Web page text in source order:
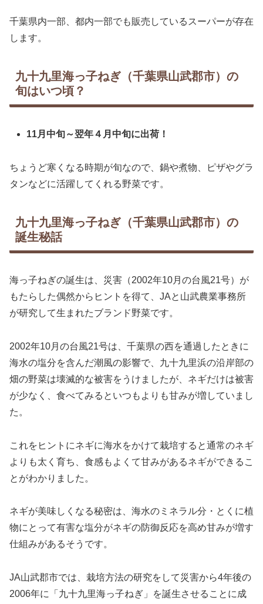
千葉県内一部、都内一部でも販売しているスーパーが存在
します。
九十九里海っ子ねぎ（千葉県山武郡市）の
旬はいつ頃？
11月中旬～翌年４月中旬に出荷！
ちょうど寒くなる時期が旬なので、鍋や煮物、ピザやグラ
タンなどに活躍してくれる野菜です。
九十九里海っ子ねぎ（千葉県山武郡市）の
誕生秘話
海っ子ねぎの誕生は、災害（2002年10月の台風21号）が
もたらした偶然からヒントを得て、JAと山武農業事務所
が研究して生まれたブランド野菜です。
2002年10月の台風21号は、千葉県の西を通過したときに
海水の塩分を含んだ潮風の影響で、九十九里浜の沿岸部の
畑の野菜は壊滅的な被害をうけましたが、ネギだけは被害
が少なく、食べてみるといつもよりも甘みが増していまし
た。
これをヒントにネギに海水をかけて栽培すると通常のネギ
よりも太く育ち、食感もよくて甘みがあるネギができるこ
とがわかりました。
ネギが美味しくなる秘密は、海水のミネラル分・とくに植
物にとって有害な塩分がネギの防御反応を高め甘みが増す
仕組みがあるそうです。
JA山武郡市では、栽培方法の研究をして災害から4年後の
2006年に「九十九里海っ子ねぎ」を誕生させることに成